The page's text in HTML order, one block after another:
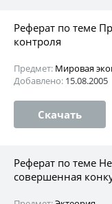
Реферат по теме
контроля
Предмет: Мировая
Добавлено: 15.08.2005
Скачать
Реферат по теме
совершенная